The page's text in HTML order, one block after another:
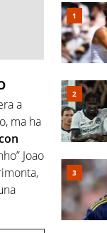
a
ma ha
Joao